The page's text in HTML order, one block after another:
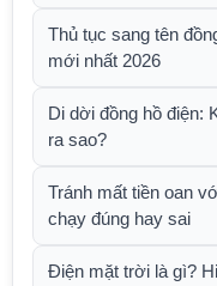
Thủ tục sang tên
mới nhất 2026
Di dời đồng hồ điện:
ra sao?
Tránh mất tiền oan
chạy đúng hay sai
Điện mặt trời là gì?